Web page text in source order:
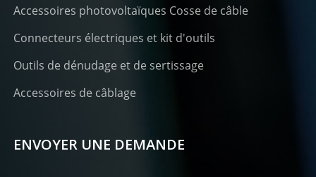
Accessoires photovoltaïques Cosse de câble
Connecteurs électriques et kit d'outils
Outils de dénudage et de sertissage
Accessoires de câblage
ENVOYER UNE DEMANDE